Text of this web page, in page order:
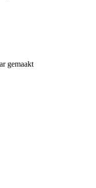
gemaakt